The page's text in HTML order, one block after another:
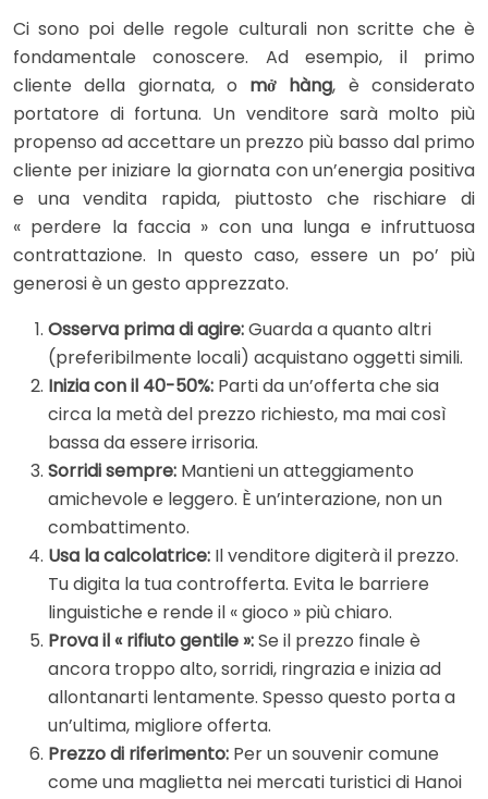
Ci sono poi delle regole culturali non scritte che è
fondamentale conoscere. Ad esempio, il primo
cliente della giornata, o mở hàng, è considerato
portatore di fortuna. Un venditore sarà molto più
propenso ad accettare un prezzo più basso dal primo
cliente per iniziare la giornata con un’energia positiva
e una vendita rapida, piuttosto che rischiare di
« perdere la faccia » con una lunga e infruttuosa
contrattazione. In questo caso, essere un po’ più
generosi è un gesto apprezzato.
Osserva prima di agire:Guarda a quanto altri
(preferibilmente locali) acquistano oggetti simili.
Inizia con il 40-50%: Parti da un’offerta che sia
circa la metà del prezzo richiesto, ma mai così
bassa da essere irrisoria.
Sorridi sempre: Mantieni un atteggiamento
amichevole e leggero. È un’interazione, non un
combattimento.
Usa la calcolatrice: Il venditore digiterà il prezzo.
Tu digita la tua controfferta. Evita le barriere
linguistiche e rende il « gioco » più chiaro.
Prova il « rifiuto gentile »:Se il prezzo finale è
ancora troppo alto, sorridi, ringrazia e inizia ad
allontanarti lentamente. Spesso questo porta a
un’ultima, migliore offerta.
Prezzo di riferimento: Per un souvenir comune
come una maglietta nei mercati turistici di Hanoi